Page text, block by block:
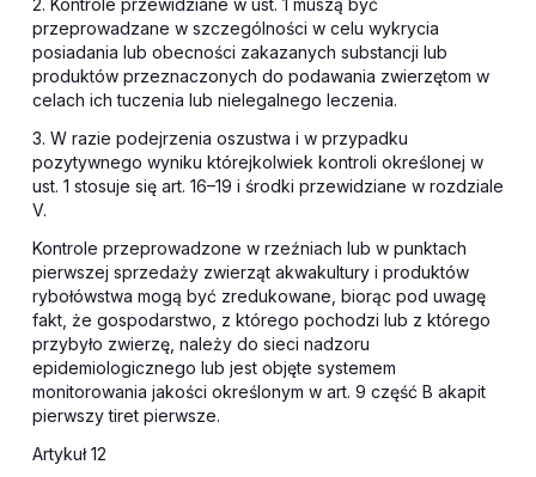
przeprowadzane w szczególności w celu wykrycia
posiadania lub obecności zakazanych substancji lub
produktów przeznaczonych do podawania zwierzętom w
celach ich tuczenia lub nielegalnego leczenia.
3. W razie podejrzenia oszustwa i w przypadku
pozytywnego wyniku którejkolwiek kontroli określonej w
ust. 1 stosuje się art. 16–19 i środki przewidziane w rozdziale
V.
Kontrole przeprowadzone w rzeźniach lub w punktach
pierwszej sprzedaży zwierząt akwakultury i produktów
rybołówstwa mogą być zredukowane, biorąc pod uwagę
fakt, że gospodarstwo, z którego pochodzi lub z którego
przybyło zwierzę, należy do sieci nadzoru
epidemiologicznego lub jest objęte systemem
monitorowania jakości określonym w art. 9 część B akapit
pierwszy tiret pierwsze.
Artykuł 12